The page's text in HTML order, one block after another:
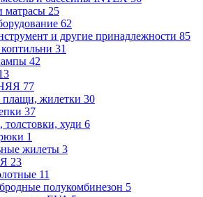
матрасы 25
62
и другие принадлежности 85
31
42
77
жилетки 30
37
худи 6
1
жилеты 3
23
11
полукомбинезон 5